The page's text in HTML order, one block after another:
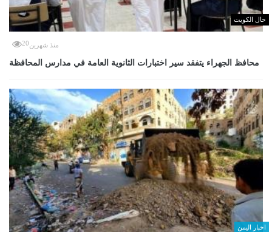
حال الكويت
منذ شهرين20
محافظ الجهراء يتفقد سير اختبارات الثانوية العامة في مدارس المحافظة
اخبار اليمن